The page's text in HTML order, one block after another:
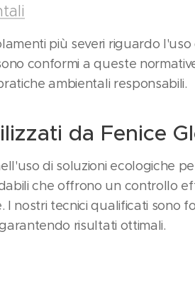
più severi riguardo
ono conformi a queste
ambientali responsabili.
da Fenice
di soluzioni ecologiche
che offrono un controllo
nostri tecnici qualificati sono
risultati ottimali.